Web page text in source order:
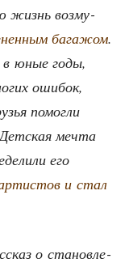
жизнь воз­му­
бага­жом.
юные годы,
оши­бок,
помог­ли
меч­та
его
и стал
о ста­нов­ле­